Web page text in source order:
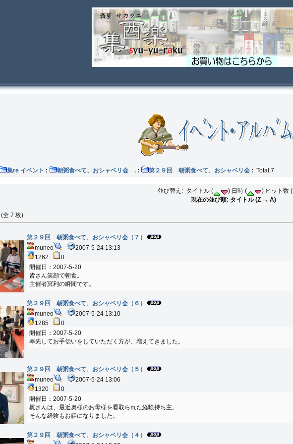
集re イベント : 朝粥食べて、おシャベリ会 . : 第２９回 朝粥食べて、おシャベリ会 : Total:7
並び替え: タイトル ( ) 日時 ( ) ヒット数 (
現在の並び順: タイトル (Z → A)
全 7 枚)
第２９回 朝粥食べて、おシャベリ会（７）
muneo
2007-5-24 13:13
1262
0
開催日：2007-5-20
皆さん笑顔で朝食。
主催者冥利の瞬間です。
第２９回 朝粥食べて、おシャベリ会（６）
muneo
2007-5-24 13:10
1285
0
開催日：2007-5-20
率先してお手伝いをしていただく方が、増えてきました。
第２９回 朝粥食べて、おシャベリ会（５）
muneo
2007-5-24 13:06
1320
0
開催日：2007-5-20
梶さんは、最近奥様のお母様を看取られた経験持ち主。
そんな経験もお話になりました。
第２９回 朝粥食べて、おシャベリ会（４）